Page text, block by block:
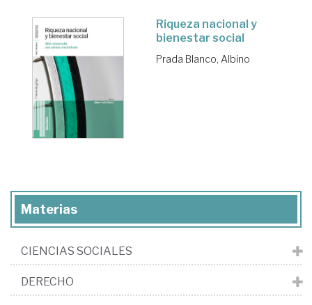
Riqueza nacional y
bienestar social
Prada Blanco, Albino
Materias
CIENCIAS SOCIALES
DERECHO